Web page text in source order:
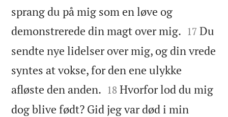
sprang du på mig som en løve og
demonstrerede din magt over mig. 

17 Du
sendte nye lidelser over mig, og din vrede
syntes at vokse, for den ene ulykke
afløste den anden. 

18 Hvorfor lod du mig
dog blive født? Gid jeg var død i min